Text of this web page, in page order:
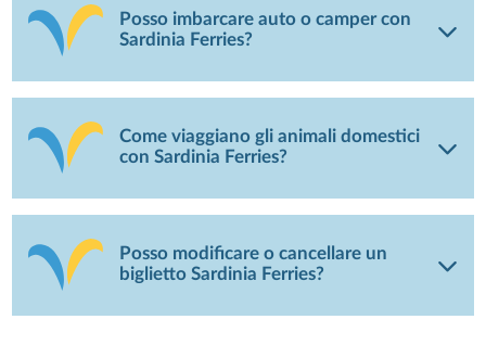
Posso imbarcare auto o camper con
Sardinia Ferries?
Come viaggiano gli animali domestici
con Sardinia Ferries?
Posso modificare o cancellare un
biglietto Sardinia Ferries?